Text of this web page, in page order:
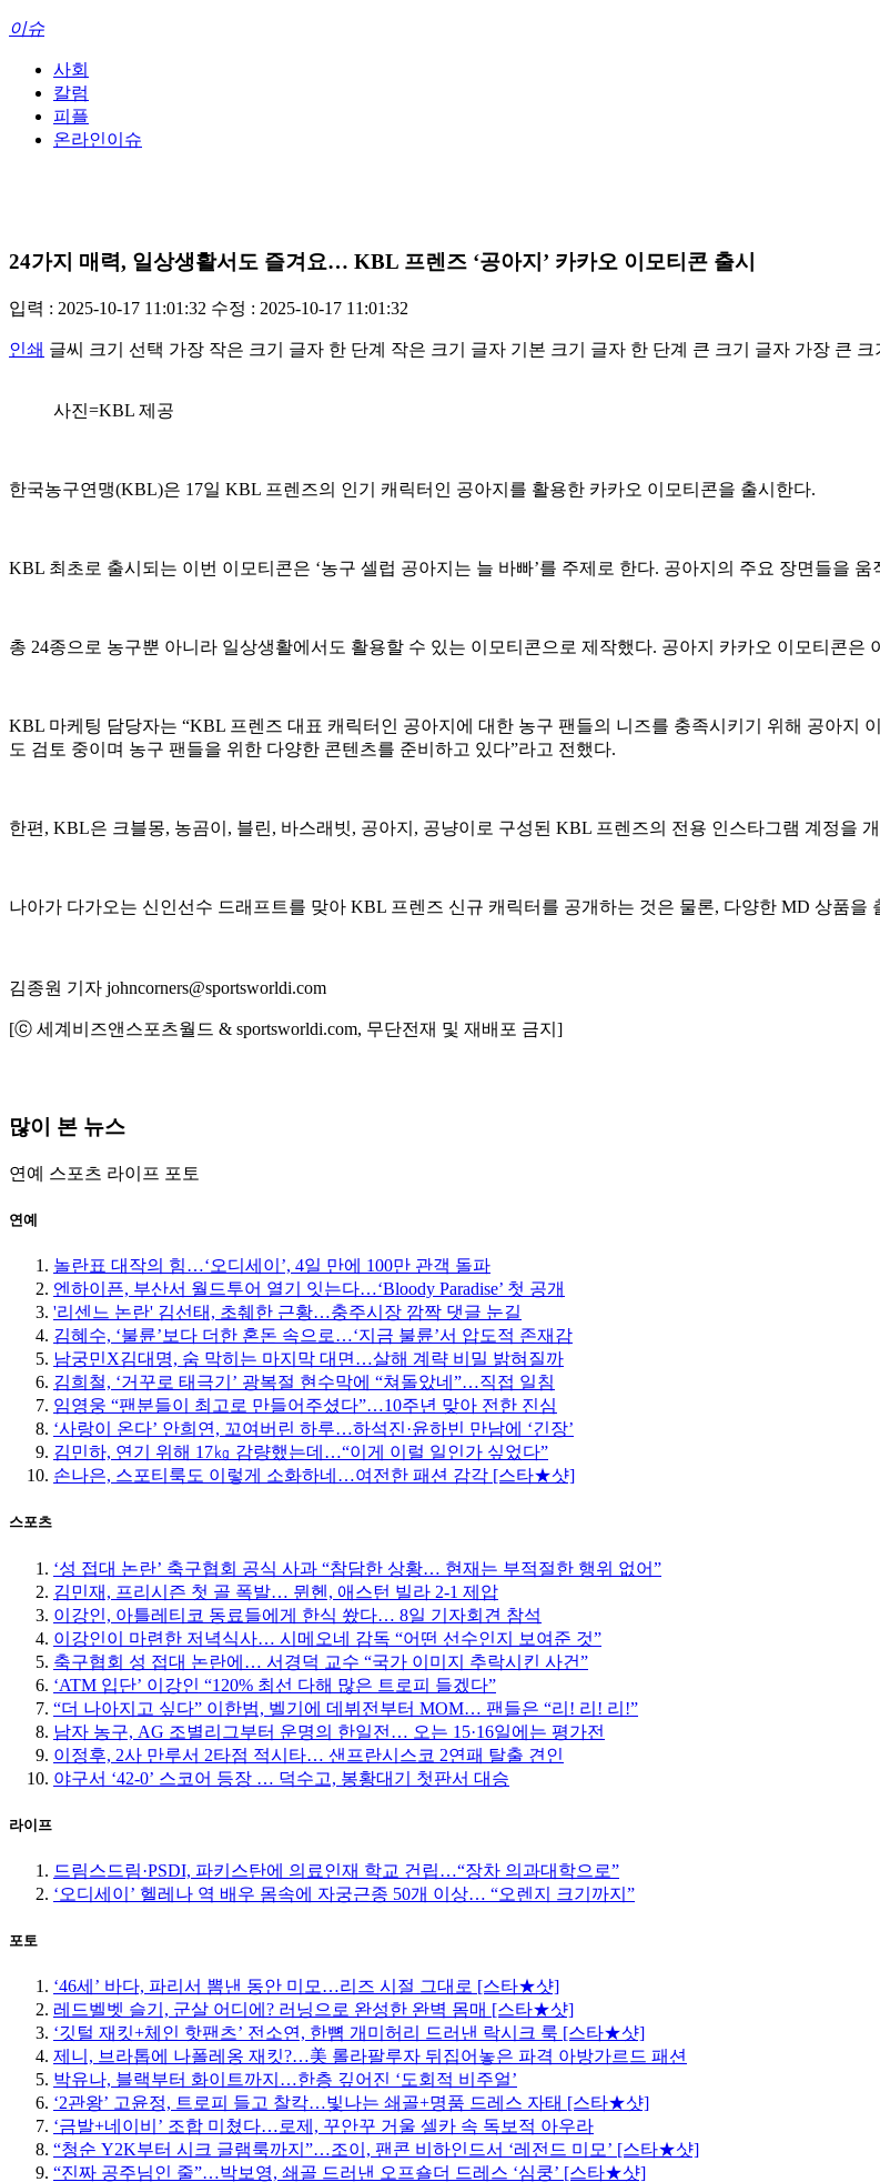
이슈
사회
칼럼
피플
온라인이슈
24가지 매력, 일상생활서도 즐겨요… KBL 프렌즈 ‘공아지’ 카카오 이모티콘 출시
입력 : 2025-10-17 11:01:32 수정 : 2025-10-17 11:01:32
인쇄 글씨 크기 선택 가장 작은 크기 글자 한 단계 작은 크기 글자 기본 크기 글자 한 단계 큰 크기 글자 가장 큰 크
사진=KBL 제공
한국농구연맹(KBL)은 17일 KBL 프렌즈의 인기 캐릭터인 공아지를 활용한 카카오 이모티콘을 출시한다.
KBL 최초로 출시되는 이번 이모티콘은 ‘농구 셀럽 공아지는 늘 바빠’를 주제로 한다. 공아지의 주요 장면들을
총 24종으로 농구뿐 아니라 일상생활에서도 활용할 수 있는 이모티콘으로 제작했다. 공아지 카카오 이모티콘은
KBL 마케팅 담당자는 “KBL 프렌즈 대표 캐릭터인 공아지에 대한 농구 팬들의 니즈를 충족시키기 위해 공아지
도 검토 중이며 농구 팬들을 위한 다양한 콘텐츠를 준비하고 있다”라고 전했다.
한편, KBL은 크블몽, 농곰이, 블린, 바스래빗, 공아지, 공냥이로 구성된 KBL 프렌즈의 전용 인스타그램 계정을
나아가 다가오는 신인선수 드래프트를 맞아 KBL 프렌즈 신규 캐릭터를 공개하는 것은 물론, 다양한 MD 상품을
김종원 기자 johncorners@sportsworldi.com
[ⓒ 세계비즈앤스포츠월드 & sportsworldi.com, 무단전재 및 재배포 금지]
많이 본 뉴스
연예 스포츠 라이프 포토
연예
놀란표 대작의 힘…‘오디세이’, 4일 만에 100만 관객 돌파
엔하이픈, 부산서 월드투어 열기 잇는다…‘Bloody Paradise’ 첫 공개
'리센느 논란' 김선태, 초췌한 근황…충주시장 깜짝 댓글 눈길
김혜수, ‘불륜’보다 더한 혼돈 속으로…‘지금 불륜’서 압도적 존재감
남궁민X김대명, 숨 막히는 마지막 대면…살해 계략 비밀 밝혀질까
김희철, ‘거꾸로 태극기’ 광복절 현수막에 “쳐돌았네”…직접 일침
임영웅 “팬분들이 최고로 만들어주셨다”…10주년 맞아 전한 진심
‘사랑이 온다’ 안희연, 꼬여버린 하루…하석진·윤하빈 만남에 ‘긴장’
김민하, 연기 위해 17㎏ 감량했는데…“이게 이럴 일인가 싶었다”
손나은, 스포티룩도 이렇게 소화하네…여전한 패션 감각 [스타★샷]
스포츠
‘성 접대 논란’ 축구협회 공식 사과 “참담한 상황… 현재는 부적절한 행위 없어”
김민재, 프리시즌 첫 골 폭발… 뮌헨, 애스턴 빌라 2-1 제압
이강인, 아틀레티코 동료들에게 한식 쐈다… 8일 기자회견 참석
이강인이 마련한 저녁식사… 시메오네 감독 “어떤 선수인지 보여준 것”
축구협회 성 접대 논란에… 서경덕 교수 “국가 이미지 추락시킨 사건”
‘ATM 입단’ 이강인 “120% 최선 다해 많은 트로피 들겠다”
“더 나아지고 싶다” 이한범, 벨기에 데뷔전부터 MOM… 팬들은 “리! 리! 리!”
남자 농구, AG 조별리그부터 운명의 한일전… 오는 15·16일에는 평가전
이정후, 2사 만루서 2타점 적시타… 샌프란시스코 2연패 탈출 견인
야구서 ‘42-0’ 스코어 등장 … 덕수고, 봉황대기 첫판서 대승
라이프
드림스드림·PSDI, 파키스탄에 의료인재 학교 건립…“장차 의과대학으로”
‘오디세이’ 헬레나 역 배우 몸속에 자궁근종 50개 이상… “오렌지 크기까지”
포토
‘46세’ 바다, 파리서 뽐낸 동안 미모…리즈 시절 그대로 [스타★샷]
레드벨벳 슬기, 군살 어디에? 러닝으로 완성한 완벽 몸매 [스타★샷]
‘깃털 재킷+체인 핫팬츠’ 전소연, 한뼘 개미허리 드러낸 락시크 룩 [스타★샷]
제니, 브라톱에 나폴레옹 재킷?…美 롤라팔루자 뒤집어놓은 파격 아방가르드 패션
박유나, 블랙부터 화이트까지…한층 깊어진 ‘도회적 비주얼’
‘2관왕’ 고윤정, 트로피 들고 찰칵…빛나는 쇄골+명품 드레스 자태 [스타★샷]
‘금발+네이비’ 조합 미쳤다…로제, 꾸안꾸 거울 셀카 속 독보적 아우라
“청순 Y2K부터 시크 글램룩까지”…조이, 팬콘 비하인드서 ‘레전드 미모’ [스타★샷]
“진짜 공주님인 줄”…박보영, 쇄골 드러낸 오프숄더 드레스 ‘심쿵’ [스타★샷]